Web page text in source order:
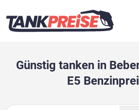
Günstig tanken in
E5